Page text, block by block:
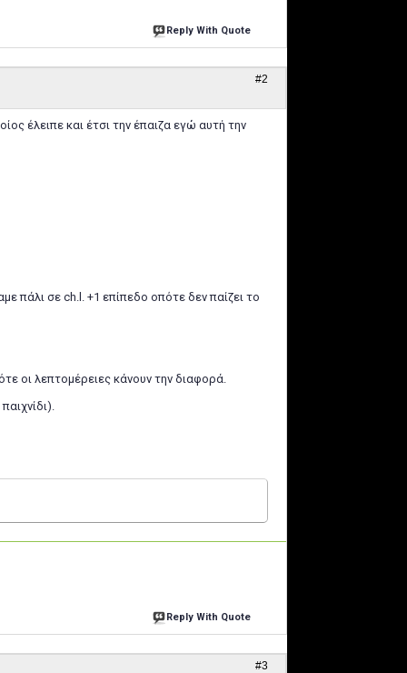
Reply With Quote
#2
έλειπε και έτσι την έπαιζα εγώ αυτή την
πάλι σε ch.l. +1 επίπεδο οπότε δεν παίζει το
οι λεπτομέρειες κάνουν την διαφορά.
Reply With Quote
#3